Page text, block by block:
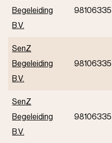
Begeleiding
B.V.
98106335
SenZ
Begeleiding
B.V.
98106335
SenZ
Begeleiding
B.V.
98106335